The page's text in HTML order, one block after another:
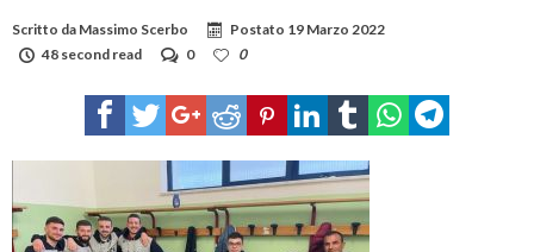
Scritto da Massimo Scerbo Postato 19 Marzo 2022
48 second read
0 0